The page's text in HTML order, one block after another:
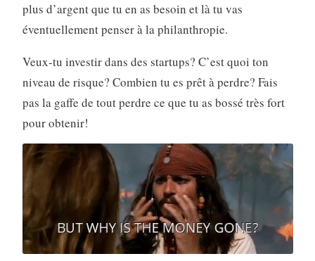
plus d’argent que tu en as besoin et là tu vas
éventuellement penser à la philanthropie.
Veux-tu investir dans des startups? C’est quoi ton
niveau de risque? Combien tu es prêt à perdre? Fais
pas la gaffe de tout perdre ce que tu as bossé très fort
pour obtenir!